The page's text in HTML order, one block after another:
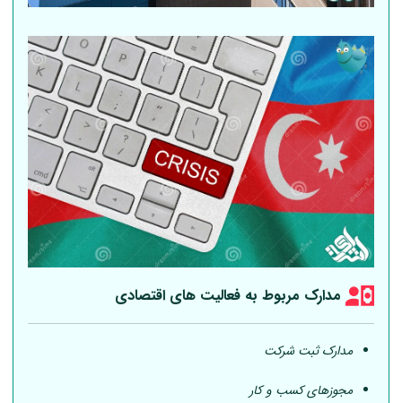
مدارک مربوط به فعالیت های اقتصادی
مدارک ثبت شرکت
مجوزهای کسب و کار